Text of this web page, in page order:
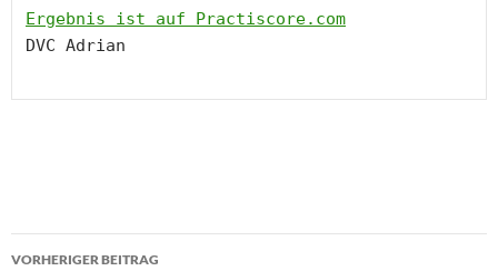
Ergebnis ist auf Practiscore.com
DVC Adrian
Beitragsnavigation
VORHERIGER BEITRAG